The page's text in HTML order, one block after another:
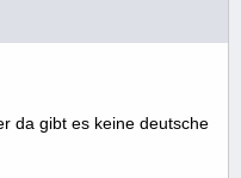
da gibt es keine deutsche